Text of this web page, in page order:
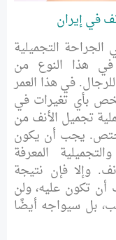
في إيران
التجميلية
هذا النوع من
للنساء و17 سنة للرجال. في هذا العمر
بأي تغيرات في
تجميل الأنف من
يجب أن يكون
المعرفة
وإلا فإن نتيجة
تكون عليه، ولن
بل سيواجه أيضًا